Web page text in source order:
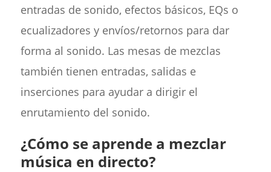
entradas de sonido, efectos básicos, EQs o
ecualizadores y envíos/retornos para dar
forma al sonido. Las mesas de mezclas
también tienen entradas, salidas e
inserciones para ayudar a dirigir el
enrutamiento del sonido.
¿Cómo se aprende a mezclar
música en directo?